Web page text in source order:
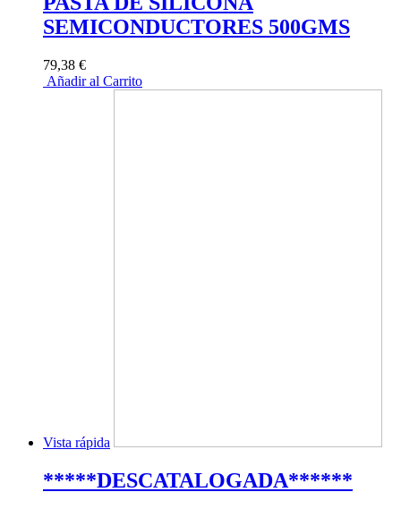
SEMICONDUCTORES 500GMS
79,38 €
Añadir al Carrito
Vista rápida
*****DESCATALOGADA******